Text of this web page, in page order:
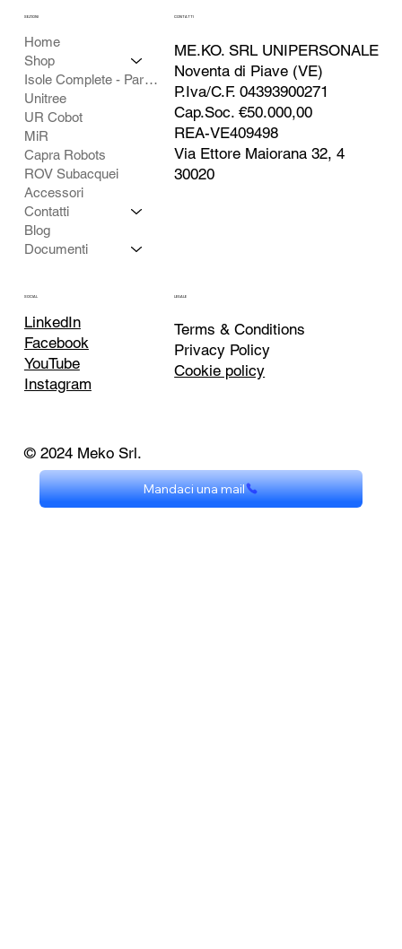
4. MIR1200 Pallet Jack - Transpallet
Stoccatore Automatico Pallet
SEZIONI
Home
Shop
Isole Complete - Partner
Unitree
UR Cobot
MiR
Capra Robots
ROV Subacquei
Accessori
Contatti
Blog
Documenti
LEGALE
Terms & Conditions
Privacy Policy
Cookie policy
SOCIAL
LinkedIn
Facebook
YouTube
Instagram
CONTATTI
ME.KO. SRL UNIPERSONALE
Via Ettore Maiorana 32, 4
30020
Noventa di Piave (VE)
P.Iva/C.F. 04393900271
Cap.Soc. €50.000,00
REA-VE409498
© 2024 Meko Srl.
Mandaci una mail